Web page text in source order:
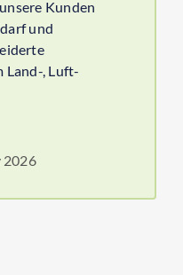
Kunden
und
Land-, Luft-
2026